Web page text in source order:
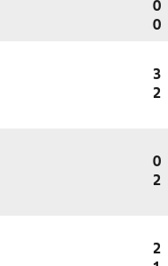
0
0
3
2
0
2
2